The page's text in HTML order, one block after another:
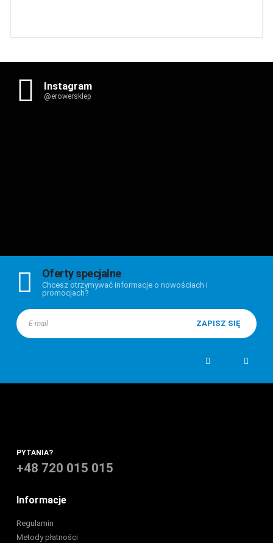
Instagram
@erowersklep
Oferty specjalne
Chcesz otrzymywać informacje o nowościach i
promocjach?
PYTANIA?
+48 720 015 015
Informacje
Regulamin
Metody płatności